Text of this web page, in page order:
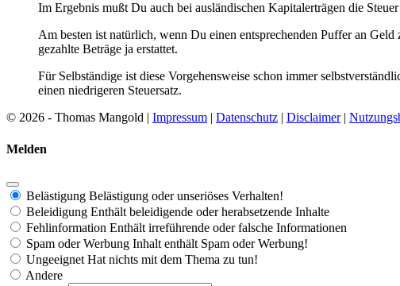
Im Ergebnis mußt Du auch bei ausländischen Kapitalerträgen die
Am besten ist natürlich, wenn Du einen entsprechenden Puffer an
gezahlte Beträge ja erstattet.
Für Selbständige ist diese Vorgehensweise schon immer
einen niedrigeren Steuersatz.
© 2026 - Thomas Mangold | Impressum | Datenschutz | Disclaimer|
Melden
Belästigung Belästigung oder unseriöses Verhalten!
Beleidigung Enthält beleidigende oder herabsetzende Inhalte
Fehlinformation Enthält irreführende oder falsche Informationen
Spam oder Werbung Inhalt enthält Spam oder Werbung!
Ungeeignet Hat nichts mit dem Thema zu tun!
Andere